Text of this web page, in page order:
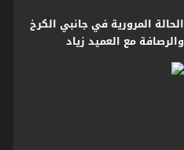
الحالة المرورية في جانبي الكرخ
والرصافة مع العميد زياد
القيسي